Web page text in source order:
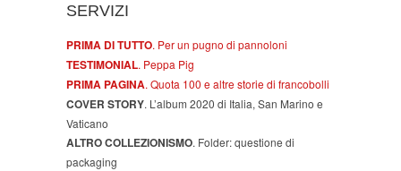
SERVIZI
PRIMA DI TUTTO. Per un pugno di pannoloni
TESTIMONIAL. Peppa Pig
PRIMA PAGINA. Quota 100 e altre storie di francobolli
COVER STORY. L’album 2020 di Italia, San Marino e
Vaticano
ALTRO COLLEZIONISMO. Folder: questione di
packaging